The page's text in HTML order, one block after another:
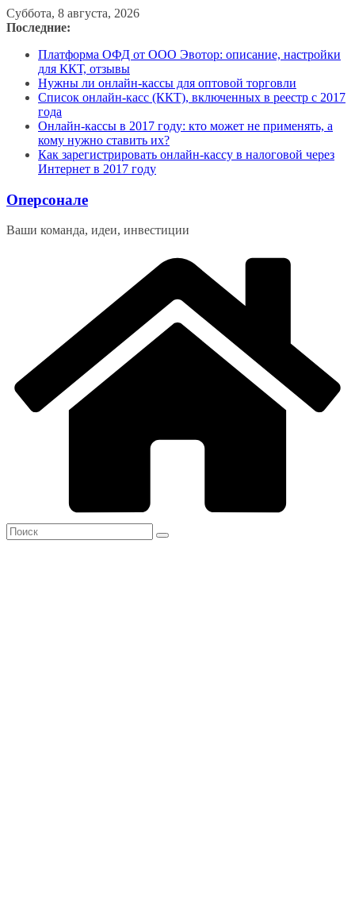
Перейти
к
Суббота, 8 августа, 2026
Последние:
Платформа ОФД от ООО Эвотор: описание, настройки
для ККТ, отзывы
Нужны ли онлайн-кассы для оптовой торговли
Список онлайн-касс (ККТ), включенных в реестр с 2017
года
Онлайн-кассы в 2017 году: кто может не применять, а
кому нужно ставить их?
Как зарегистрировать онлайн-кассу в налоговой через
Интернет в 2017 году
Оперсонале
Ваши команда, идеи, инвестиции